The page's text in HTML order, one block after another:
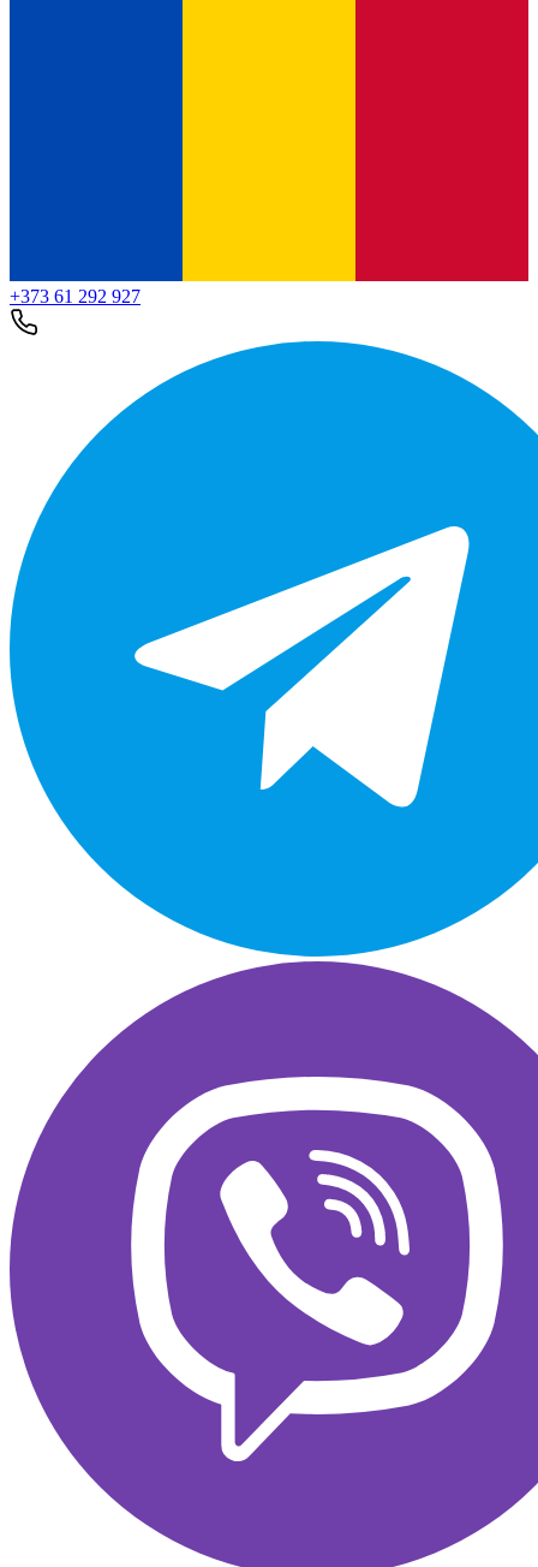
+373 61 292 927